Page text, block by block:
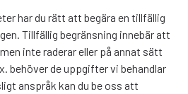
har du rätt att begära en tillfällig
Tillfällig begränsning innebär att
inte raderar eller på annat sätt
behöver de uppgifter vi behandlar
anspråk kan du be oss att